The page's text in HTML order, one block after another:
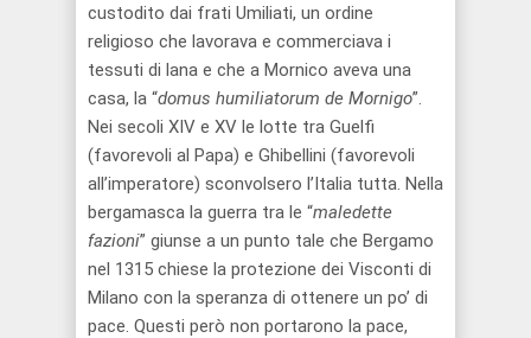
custodito dai frati Umiliati, un ordine
religioso che lavorava e commerciava i
tessuti di lana e che a Mornico aveva una
casa, la “domus humiliatorum de Mornigo”.
Nei secoli XIV e XV le lotte tra Guelfi
(favorevoli al Papa) e Ghibellini (favorevoli
all’imperatore) sconvolsero l’Italia tutta. Nella
bergamasca la guerra tra le “maledette
fazioni” giunse a un punto tale che Bergamo
nel 1315 chiese la protezione dei Visconti di
Milano con la speranza di ottenere un po’ di
pace. Questi però non portarono la pace,